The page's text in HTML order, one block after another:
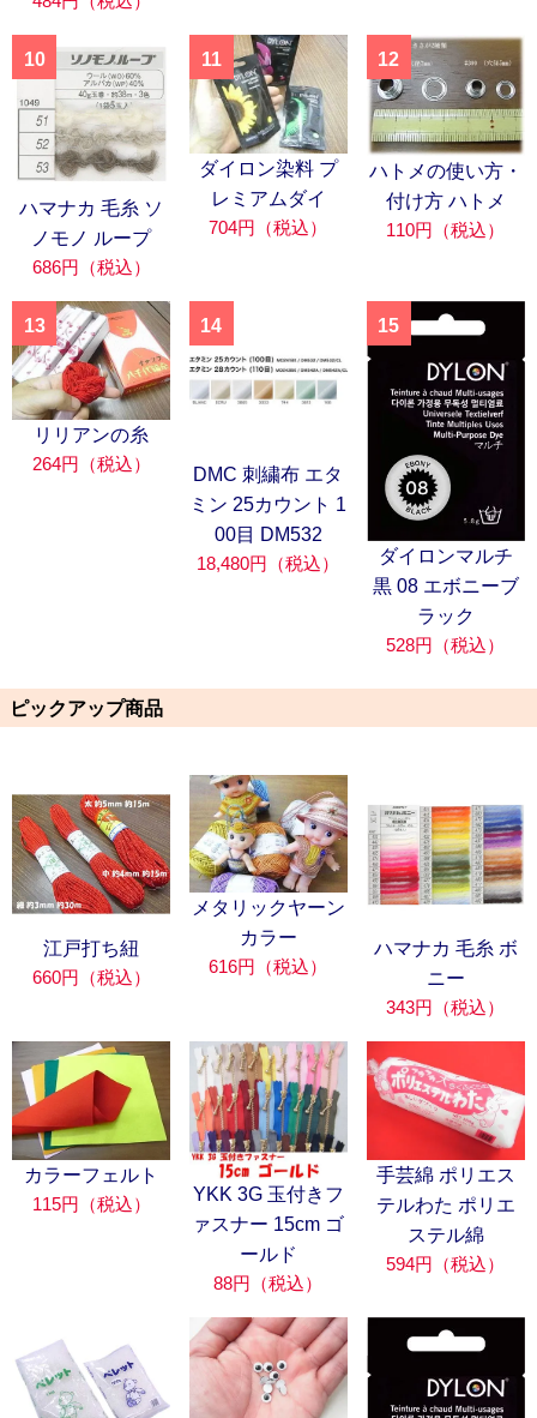
10
ハマナカ 毛糸 ソ
ノモノ ループ
686円（税込）
11
ダイロン染料 プ
レミアムダイ
704円（税込）
12
ハトメの使い方・
付け方 ハトメ
110円（税込）
13
リリアンの糸
264円（税込）
14
DMC 刺繍布 エタ
ミン 25カウント 1
00目 DM532
18,480円（税込）
15
ダイロンマルチ
黒 08 エボニーブ
ラック
528円（税込）
ピックアップ商品
江戸打ち紐
660円（税込）
メタリックヤーン
カラー
616円（税込）
ハマナカ 毛糸 ボ
ニー
343円（税込）
カラーフェルト
115円（税込）
YKK 3G 玉付きフ
ァスナー 15cm ゴ
ールド
88円（税込）
手芸綿 ポリエス
テルわた ポリエ
ステル綿
594円（税込）